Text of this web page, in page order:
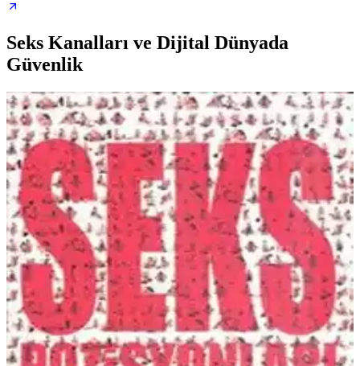
Seks Kanalları ve Dijital Dünyada
Güvenlik